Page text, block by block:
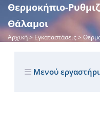
Θερμοκήπιο-
Θάλαμοι
Αρχική> Εγκαταστάσεις >
Μενού